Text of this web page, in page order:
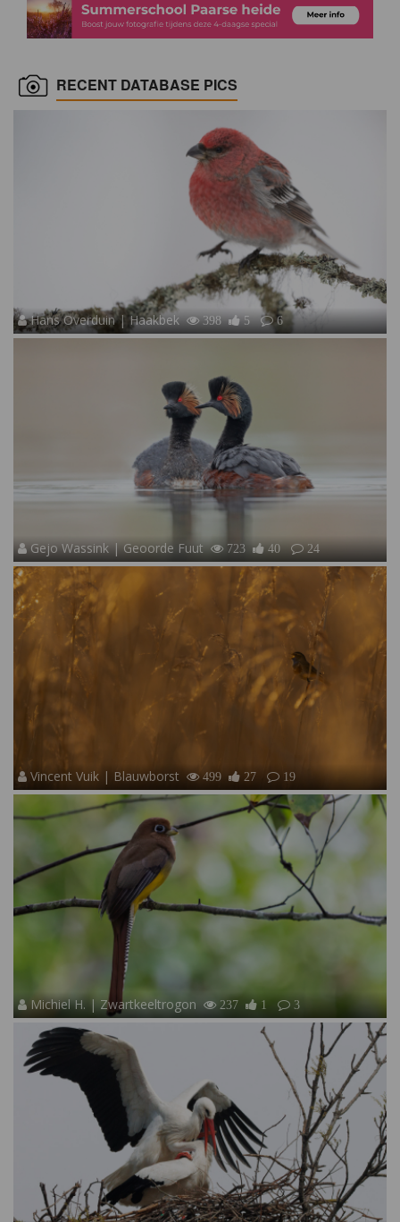
RECENT DATABASE PICS
Hans Overduin | Haakbek 398 5 6
Gejo Wassink | Geoorde Fuut 723 40 24
Vincent Vuik | Blauwborst 499 27 19
Michiel H. | Zwartkeeltrogon 237 1 3